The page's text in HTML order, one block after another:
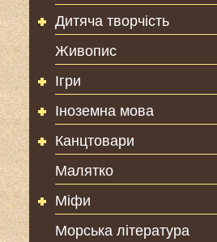
Дитяча творчість
Живопис
Ігри
Іноземна мова
Канцтовари
Малятко
Міфи
Морська література